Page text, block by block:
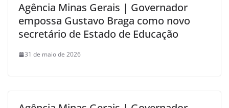
Agência Minas Gerais | Governador
empossa Gustavo Braga como novo
secretário de Estado de Educação
31 de maio de 2026